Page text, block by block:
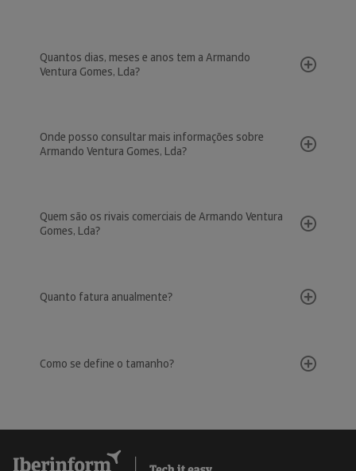
Quantos dias, meses e anos tem a Armando
Ventura Gomes, Lda?
Onde posso consultar mais informações sobre
Armando Ventura Gomes, Lda?
Quem são os rivais comerciais de Armando Ventura
Gomes, Lda?
Quanto fatura anualmente?
Como se define o tamanho?